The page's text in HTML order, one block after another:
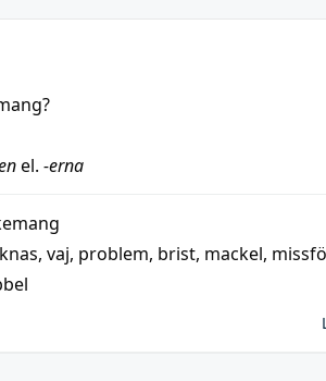
?
el. -erna
knas, vaj, problem, brist, mackel,